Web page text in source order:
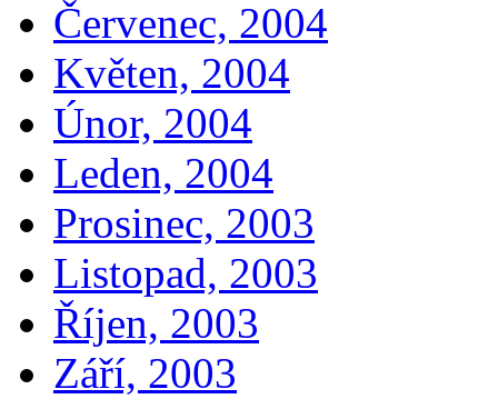
Červenec, 2004
Květen, 2004
Únor, 2004
Leden, 2004
Prosinec, 2003
Listopad, 2003
Říjen, 2003
Září, 2003